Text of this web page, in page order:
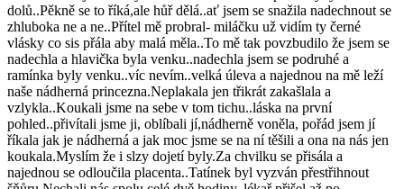
dolů..Pěkně se to říká,ale hůř dělá..ať jsem se snažila nadechnout se
zhluboka ne a ne..Přítel mě probral- miláčku už vidím ty černé
vlásky co sis přála aby malá měla..To mě tak povzbudilo že jsem se
nadechla a hlavička byla venku..nadechla jsem se podruhé a
ramínka byly venku..víc nevím..velká úleva a najednou na mě leží
naše nádherná princezna.Neplakala jen třikrát zakašlala a
vzlykla..Koukali jsme na sebe v tom tichu..láska na první
pohled..přivítali jsme ji, oblíbali jí,nádherně voněla, pořád jsem jí
říkala jak je nádherná a jak moc jsme se na ní těšili a ona na nás jen
koukala.Myslím že i slzy dojetí byly.Za chvilku se přisála a
najednou se odloučila placenta..Tatínek byl vyzván přestřihnout